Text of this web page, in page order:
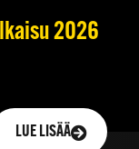
2026
LUE LISÄÄ